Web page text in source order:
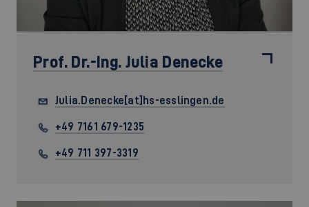
Prof. Dr.-Ing. Julia Denecke
Julia.Denecke[at]hs-esslingen.de
+49 7161 679-1235
+49 711 397-3319